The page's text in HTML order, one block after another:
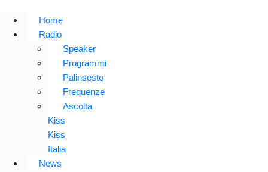
Home
Radio
Speaker
Programmi
Palinsesto
Frequenze
Ascolta
Kiss
Kiss
Italia
News